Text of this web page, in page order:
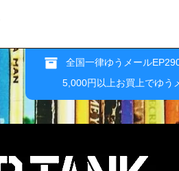
全国一律ゆうメール
5,000円以上お買上でゆう